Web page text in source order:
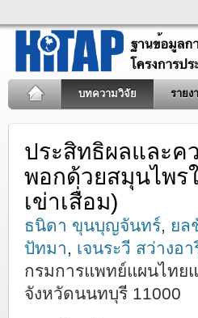
บทความวิจัย รายง
ประสิทธิผลและค
พอกด้วยสมุนไพร
เข่าเสื่อม)
ธนิดา ขุนบุญจันทร์, ยล
ปัทมา, เจนระวี สว่างอ
กรมการแพทย์แผนไทย
จังหวัดนนทบุรี 11000